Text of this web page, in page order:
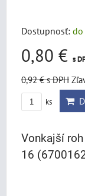
Dostupnosť:
0,80 € s
0,92 €s DPH
ks
Vonkajší
16